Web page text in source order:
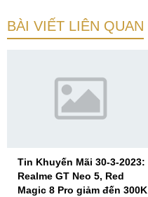
BÀI VIẾT LIÊN QUAN
Tin Khuyến Mãi 30-3-2023:
Realme GT Neo 5, Red
Magic 8 Pro giảm đến 300K